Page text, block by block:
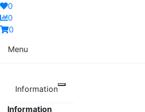
0
0
0
Menu
Information
Information